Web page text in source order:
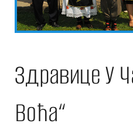
Здравице У
Воћа“